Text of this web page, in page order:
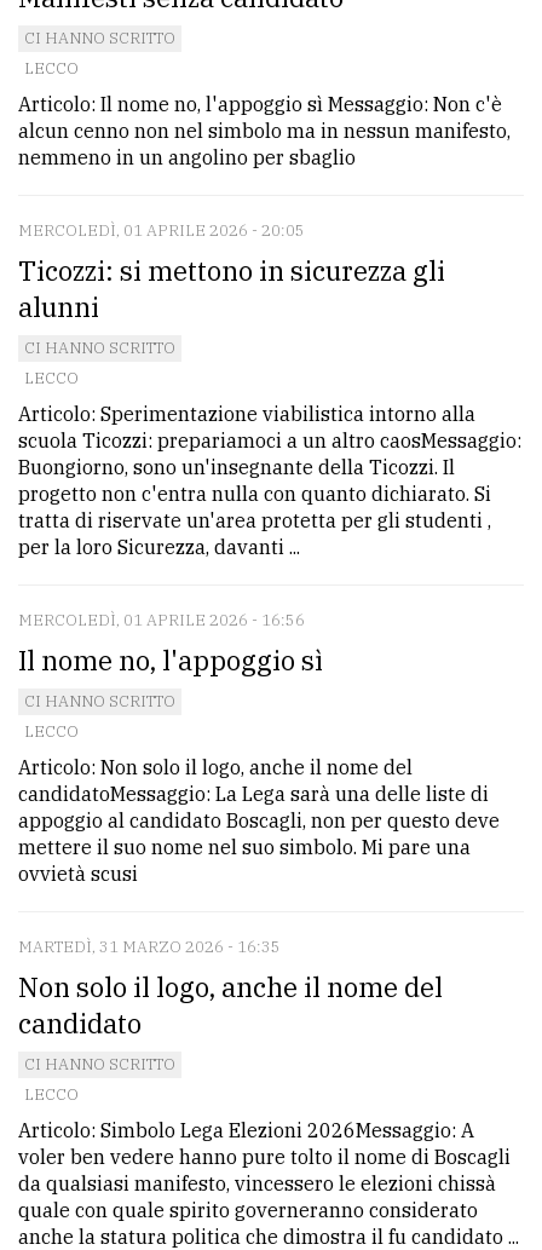
CI HANNO SCRITTO
LECCO
Articolo: Il nome no, l'appoggio sì Messaggio: Non c'è
alcun cenno non nel simbolo ma in nessun manifesto,
nemmeno in un angolino per sbaglio
MERCOLEDÌ, 01 APRILE 2026 - 20:05
Ticozzi: si mettono in sicurezza gli
alunni
CI HANNO SCRITTO
LECCO
Articolo: Sperimentazione viabilistica intorno alla
scuola Ticozzi: prepariamoci a un altro caosMessaggio:
Buongiorno, sono un'insegnante della Ticozzi. Il
progetto non c'entra nulla con quanto dichiarato. Si
tratta di riservate un'area protetta per gli studenti ,
per la loro Sicurezza, davanti ...
MERCOLEDÌ, 01 APRILE 2026 - 16:56
Il nome no, l'appoggio sì
CI HANNO SCRITTO
LECCO
Articolo: Non solo il logo, anche il nome del
candidatoMessaggio: La Lega sarà una delle liste di
appoggio al candidato Boscagli, non per questo deve
mettere il suo nome nel suo simbolo. Mi pare una
ovvietà scusi
MARTEDÌ, 31 MARZO 2026 - 16:35
Non solo il logo, anche il nome del
candidato
CI HANNO SCRITTO
LECCO
Articolo: Simbolo Lega Elezioni 2026Messaggio: A
voler ben vedere hanno pure tolto il nome di Boscagli
da qualsiasi manifesto, vincessero le elezioni chissà
quale con quale spirito governeranno considerato
anche la statura politica che dimostra il fu candidato ...